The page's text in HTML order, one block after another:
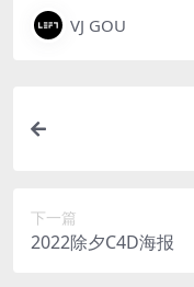
VJ GOU
下一篇
2022除夕C4D海报